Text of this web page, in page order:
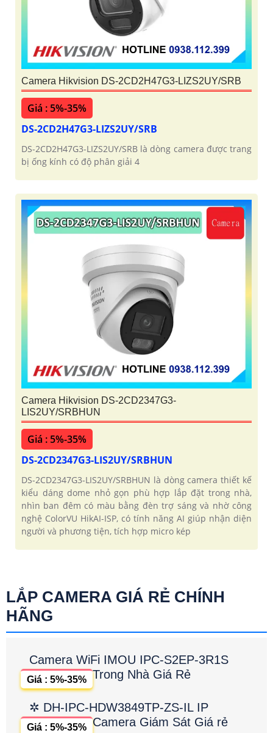
Camera Hikvision DS-2CD2H47G3-LIZS2UY/SRB
Giá : 5%-35%
DS-2CD2H47G3-LIZS2UY/SRB
DS-2CD2H47G3-LIZS2UY/SRB là dòng camera được trang
bị ống kính có độ phân giải 4
Camera Hikvision DS-2CD2347G3-
LIS2UY/SRBHUN
Giá : 5%-35%
DS-2CD2347G3-LIS2UY/SRBHUN
DS-2CD2347G3-LIS2UY/SRBHUN là dòng camera thiết kế
kiểu dáng dome nhỏ gọn phù hợp lắp đặt trong nhà,
nhìn ban đêm có màu bằng đèn trợ sáng và nhờ công
nghệ ColorVU HikAI-ISP, có tính năng AI giúp nhận diện
người và phương tiện, tích hợp micro kép
LẮP CAMERA GIÁ RẺ CHÍNH
HÃNG
Camera WiFi IMOU IPC-S2EP-3R1S
Trong Nhà Giá Rẻ
Giá : 5%-35%
✲ DH-IPC-HDW3849TP-ZS-IL IP
Camera Giám Sát Giá rẻ
Giá : 5%-35%